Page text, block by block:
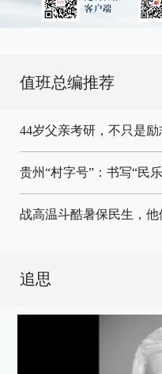
值班总编推荐
44岁父亲考研，不只是励
贵州“村字号”：书写“民
战高温斗酷暑保民生，
追思